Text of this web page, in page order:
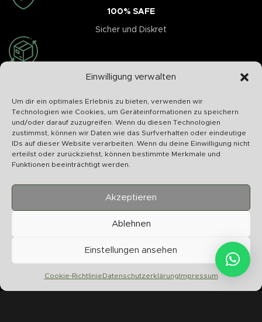
Einwilligung verwalten
Um dir ein optimales Erlebnis zu bieten, verwenden wir
Technologien wie Cookies, um Geräteinformationen zu speichern
und/oder darauf zuzugreifen. Wenn du diesen Technologien
zustimmst, können wir Daten wie das Surfverhalten oder eindeutige
IDs auf dieser Website verarbeiten. Wenn du deine Einwilligung nicht
erteilst oder zurückziehst, können bestimmte Merkmale und
Funktionen beeinträchtigt werden.
Akzeptieren
Ablehnen
Einstellungen ansehen
Cookie-RichtlinieDatenschutzerklärungImpressum
100% SAFE
Sicher und Diskret
07331 4577974
Info@chilltime.de
Bahnhofstr. 19 73312 Geislingen